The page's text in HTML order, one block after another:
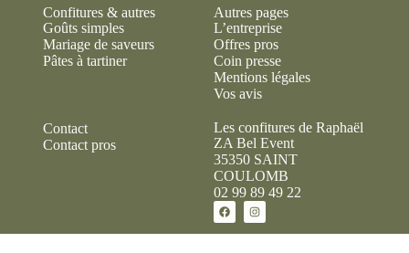
Confitures & autres
Goûts simples
Mariage de saveurs
Pâtes à tartiner
Autres pages
L’entreprise
Offres pros
Coin presse
Mentions légales
Vos avis
Contact
Contact pros
Les confitures de Raphaël
ZA Bel Event
35350 SAINT
COULOMB
02 99 89 49 22